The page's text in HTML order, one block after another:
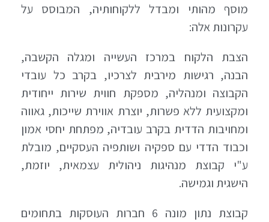
מוסף מהותי ומבדל ללקוחותיה, המבוסס על
עקרונות אלה:
הצבת הלקוח במרכז העשייה ומגלה הקשבה,
הבנה, רגישות מירבית לצרכיו, בקרב כל עובדי
הקבוצה ומנהליה, מספקת חווית שירות ייחודית
ומקצועית ללא פשרות, יוצרת אווירת שייכות, גאווה
ומחויבות הדדית בקרב עובדיה, מפתחת יחסי אמון
וכבוד הדדי עם ספקיה ושותפיה העסקיים, מובלת
ע"י קבוצת מנהיגות ניהולית עצמאית, יוזמת,
הישגית וגמישה.
קבוצת נתון מונה 6 חברות העוסקות בתחומים